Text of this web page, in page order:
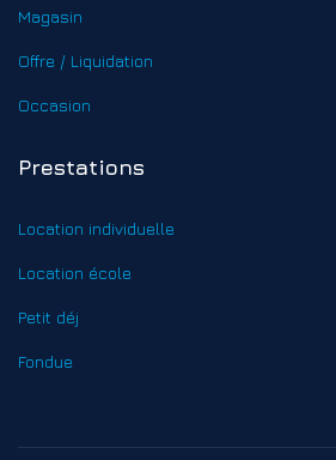
Magasin
Offre / Liquidation
Occasion
Prestations
Location individuelle
Location école
Petit déj
Fondue